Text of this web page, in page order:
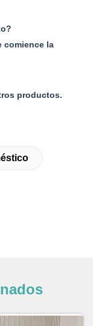
comience la
productos.